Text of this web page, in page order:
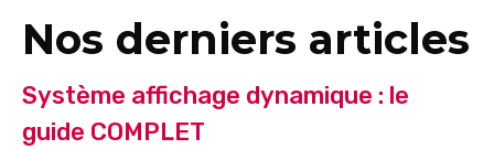
Nos derniers articles
Système affichage dynamique : le
guide COMPLET